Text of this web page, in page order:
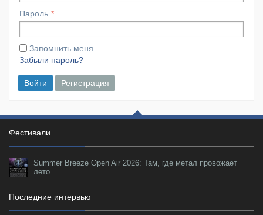
Пароль
Запомнить меня
Забыли пароль?
Войти Регистрация
Фестивали
Summer Breeze Open Air 2026: Там, где метал провожает
лето
Последние интервью